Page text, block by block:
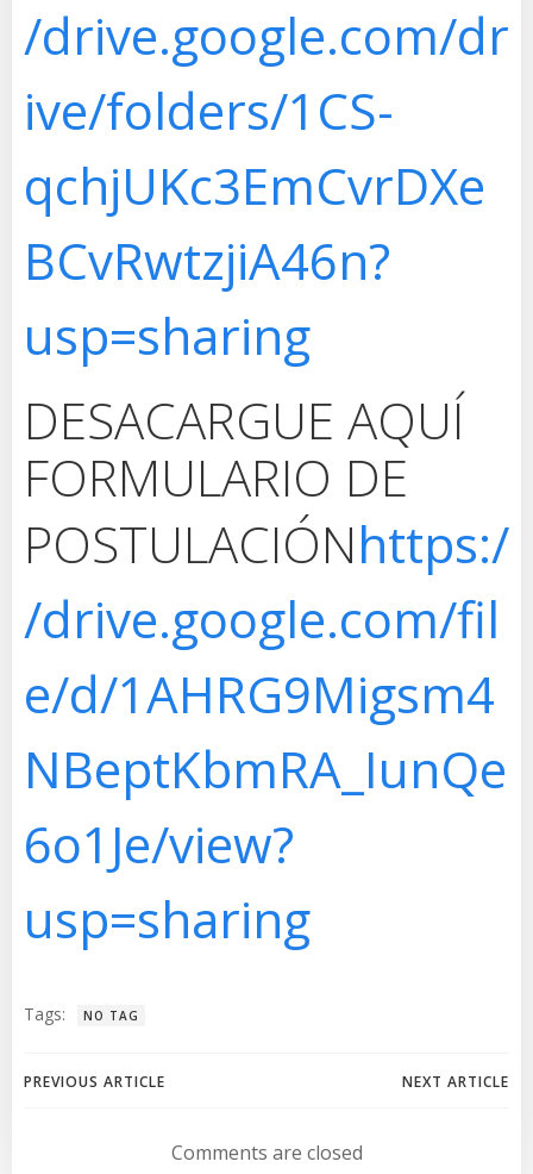
/drive.google.com/dr
ive/folders/1CS-
qchjUKc3EmCvrDXe
BCvRwtzjiA46n?
usp=sharing
DESACARGUE AQUÍ
FORMULARIO DE
POSTULACIÓNhttps:/
/drive.google.com/fil
e/d/1AHRG9Migsm4
NBeptKbmRA_IunQe
6o1Je/view?
usp=sharing
Tags: NO TAG
Navegación
PREVIOUS ARTICLE
Navegación
de
NEXT ARTICLE
Comments are closed